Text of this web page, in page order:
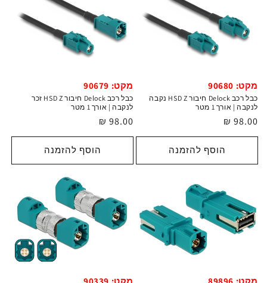
מקט: 90680
כבל רכב Delock חיבור HSD Z נקבה
לנקבה | אורך 1 מטר
מחיר
רגיל
98.00 ₪
הוסף להזמנה
מקט: 90679
כבל רכב Delock חיבור HSD Z זכר
לנקבה | אורך 1 מטר
מחיר
רגיל
98.00 ₪
הוסף להזמנה